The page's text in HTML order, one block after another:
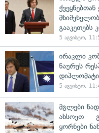
გააკეთებს
5 აგვისტო,
ირაკლი
ნაურუს
5 აგვისტო,
მგლები
ახსოვთ —
ყორნები